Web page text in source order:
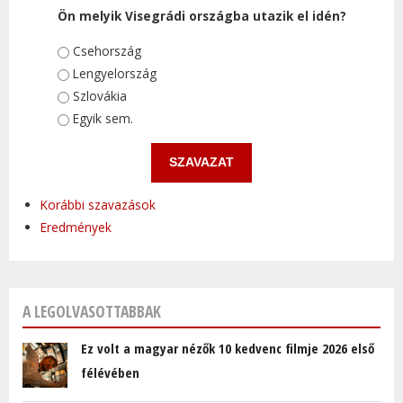
Ön melyik Visegrádi országba utazik el idén?
Választások
Csehország
Lengyelország
Szlovákia
Egyik sem.
Korábbi szavazások
Eredmények
A LEGOLVASOTTABBAK
Ez volt a magyar nézők 10 kedvenc filmje 2026 első
félévében